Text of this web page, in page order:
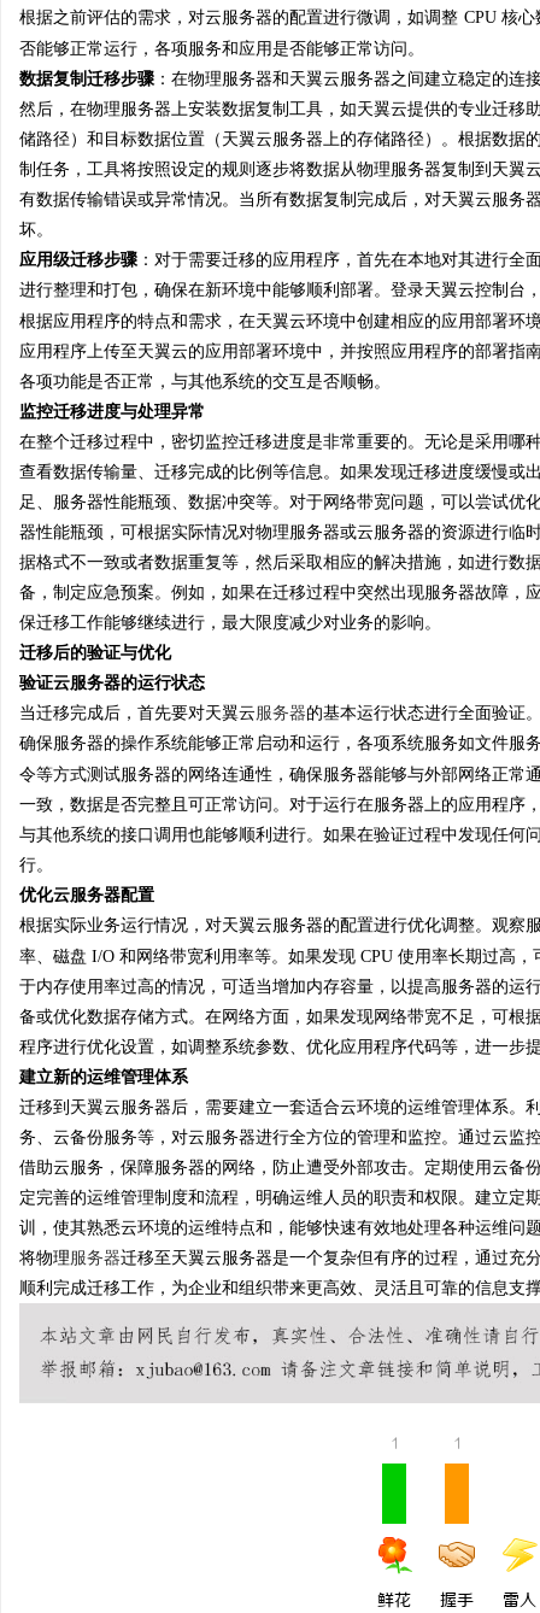
根据之前评估的需求，对云服务器的配置进行微调，如调整 CPU 核
否能够正常运行，各项服务和应用是否能够正常访问。
数据复制迁移步骤 ：在物理服务器和天翼云服务器之间建立稳定的
然后，在物理服务器上安装数据复制工具，如天翼云提供的专业迁
储路径）和目标数据位置（天翼云服务器上的存储路径）。根据数
制任务，工具将按照设定的规则逐步将数据从物理服务器复制到天
有数据传输错误或异常情况。当所有数据复制完成后，对天翼云服
坏。
应用级迁移步骤 ：对于需要迁移的应用程序，首先在本地对其进行
进行整理和打包，确保在新环境中能够顺利部署。登录天翼云控制台
根据应用程序的特点和需求，在天翼云环境中创建相应的应用部署
应用程序上传至天翼云的应用部署环境中，并按照应用程序的部署
各项功能是否正常，与其他系统的交互是否顺畅。
监控迁移进度与处理异常
在整个迁移过程中，密切监控迁移进度是非常重要的。无论是采用
查看数据传输量、迁移完成的比例等信息。如果发现迁移进度缓慢
足、服务器性能瓶颈、数据冲突等。对于网络带宽问题，可以尝试
器性能瓶颈，可根据实际情况对物理服务器或云服务器的资源进行
据格式不一致或者数据重复等，然后采取相应的解决措施，如进行
备，制定应急预案。例如，如果在迁移过程中突然出现服务器故障
保迁移工作能够继续进行，最大限度减少对业务的影响。
迁移后的验证与优化
验证云服务器的运行状态
当迁移完成后，首先要对天翼云服务器的基本运行状态进行全面验证
确保服务器的操作系统能够正常启动和运行，各项系统服务如文件服
令等方式测试服务器的网络连通性，确保服务器能够与外部网络正
一致，数据是否完整且可正常访问。对于运行在服务器上的应用程
与其他系统的接口调用也能够顺利进行。如果在验证过程中发现任何
行。
优化云服务器配置
根据实际业务运行情况，对天翼云服务器的配置进行优化调整。观察
率、磁盘 I/O 和网络带宽利用率等。如果发现 CPU 使用率长期过高
于内存使用率过高的情况，可适当增加内存容量，以提高服务器的
备或优化数据存储方式。在网络方面，如果发现网络带宽不足，可
程序进行优化设置，如调整系统参数、优化应用程序代码等，进一步
建立新的运维管理体系
迁移到天翼云服务器后，需要建立一套适合云环境的运维管理体系。
务、云备份服务等，对云服务器进行全方位的管理和监控。通过云
借助云服务，保障服务器的网络，防止遭受外部攻击。定期使用云
定完善的运维管理制度和流程，明确运维人员的职责和权限。建立
训，使其熟悉云环境的运维特点和，能够快速有效地处理各种运维问
将物理服务器迁移至天翼云服务器是一个复杂但有序的过程，通过充
顺利完成迁移工作，为企业和组织带来更高效、灵活且可靠的信息支
1
鲜花
1
握手 雷人